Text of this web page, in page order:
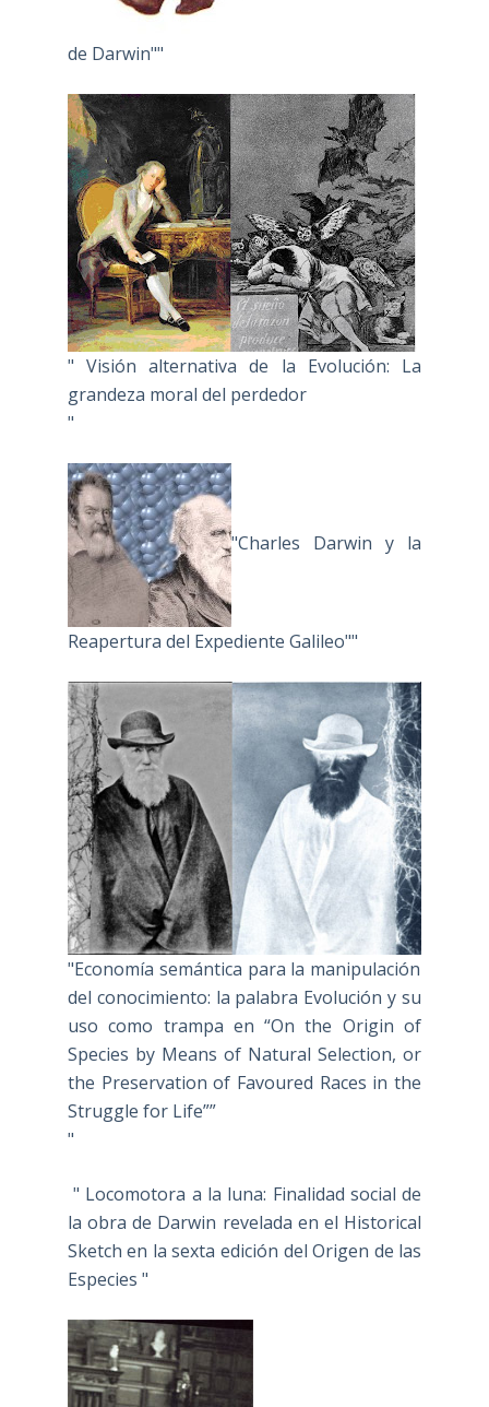
de Darwin""
" Visión alternativa de la Evolución: La
grandeza moral del perdedor
"
"Charles Darwin y la
Reapertura del Expediente Galileo""
"Economía semántica para la manipulación
del conocimiento: la palabra Evolución y su
uso como trampa en “On the Origin of
Species by Means of Natural Selection, or
the Preservation of Favoured Races in the
Struggle for Life””
"
" Locomotora a la luna: Finalidad social de
la obra de Darwin revelada en el Historical
Sketch en la sexta edición del Origen de las
Especies "